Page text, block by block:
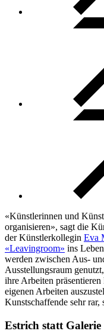
«Künstlerinnen und
organisieren», sagt die
der Künstlerkollegin Eva
«Leavingroom» ins
werden zwischen Aus-
Ausstellungsraum
ihre Arbeiten
eigenen Arbeiten
Kunstschaffende sehr rar,
Estrich statt Galerie